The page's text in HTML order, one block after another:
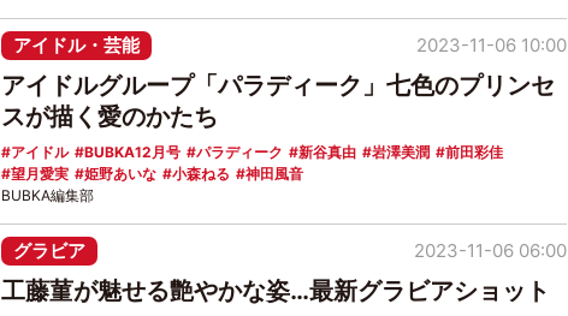
アイドル・芸能
アイドルグループ「パラディーク」七色のプリンセ
スが描く愛のかたち
アイドル BUBKA12月号 パラディーク 新谷真由 岩澤美潤
前田彩佳
望月愛実
姫野あいな 小森ねる 神田風音
2023-11-06 10:00
BUBKA編集部
グラビア
工藤菫が魅せる艶やかな姿…最新グラビアショット
2023-11-06 06:00